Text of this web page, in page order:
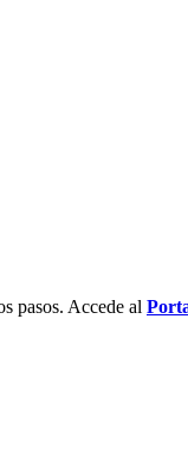
pasos. Accede al